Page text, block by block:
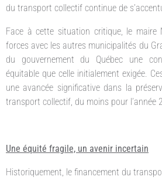
du transport collectif continue de
Face à cette situation critique, le maire
forces avec les autres municipalités du
du gouvernement du Québec une
équitable que celle initialement exigée.
une avancée significative dans la
transport collectif, du moins pour l’année
Une équité fragile, un avenir incertain
Historiquement, le financement du